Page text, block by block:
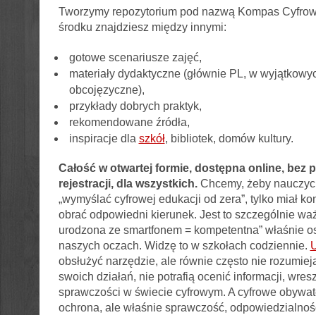
Tworzymy repozytorium pod nazwą Kompas
środku znajdziesz między innymi:
gotowe scenariusze zajęć,
materiały dydaktyczne (głównie PL, w
obcojęzyczne),
przykłady dobrych praktyk,
rekomendowane źródła,
inspiracje dla szkół, bibliotek, domów kultury.
Całość w otwartej formie, dostępna online, bez
rejestracji, dla wszystkich.Chcemy, żeby
„wymyślać cyfrowej edukacji od zera”, tylko miał
obrać odpowiedni kierunek. Jest to szczególnie
urodzona ze smartfonem = kompetentna” właśnie
naszych oczach. Widzę to w szkołach codziennie.
obsłużyć narzędzie, ale równie często nie
swoich działań, nie potrafią ocenić informacji,
sprawczości w świecie cyfrowym. A cyfrowe
ochrona, ale właśnie sprawczość,